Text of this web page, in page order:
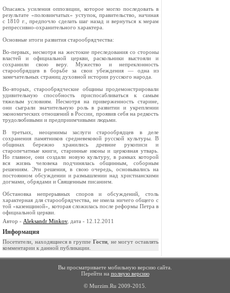
Опасаясь усиления оппозиции, которое могло последовать в
результате «половинчатых» уступок, правительство, начиная
с 1810 г., предпочло сделать шаг назад и вернуться к мерам
репрессивно-охранительного характера.
Основные итоги развития старообрядчества:
Во-первых, несмотря на жестокие преследования со стороны
властей и официальной церкви, раскольники выстояли и
сохранили свою веру. Мужество и непреклонность
старообрядцев в борьбе за свои убеждения — одна из
замечательных страниц духовной истории русского народа.
Во-вторых, старообрядческие общины продемонстрировали
удивительную способность приспосабливаться к самым
тяжелым условиям. Несмотря на приверженность старине,
они сыграли значительную роль в развитии и укреплении
экономических отношений в России, проявив себя на редкость
трудолюбивыми и предприимчивыми людьми.
В третьих, неоценимы заслуги старообрядцев в деле
сохранения памятников средневековой русской культуры. В
общинах бережно хранились древние рукописи и
старопечатные книги, старинные иконы и церковная утварь.
Но главное, они создали новую культуру, в рамках которой
вся жизнь человека подчинялась общинным, соборным
решениям. Эти решения, в свою очередь, основывались на
постоянном обсуждении и размышлении над христианскими
догмами, обрядами и Священным писанием.
Обстановка непрерывных споров и обсуждений, столь
характерная для старообрядчества, не имела ничего общего с
той «казенщиной», которая сложилась после реформы Петра в
официальной церкви.
Автор - Aleksandr Minkov, дата - 12.12.2011
Информация
Посетители, находящиеся в группе Гости, не могут оставлять
комментарии к данной публикации.
Вы просматриваете мобильную версию сайта.
Перейти на полную версию
© Murzim.Ru 2009-2015.